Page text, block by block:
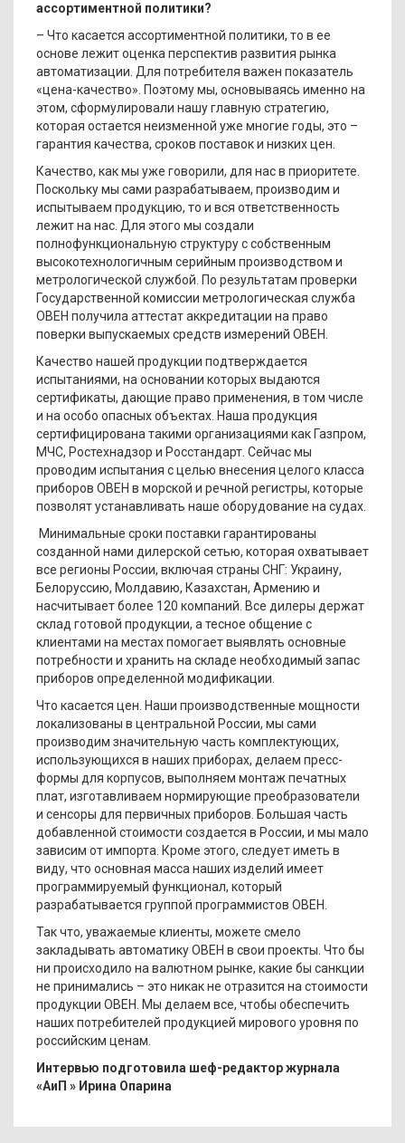
ассортиментной политики?
– Что касается ассортиментной политики, то в ее
основе лежит оценка перспектив развития рынка
автоматизации. Для потребителя важен показатель
«цена-качество». Поэтому мы, основываясь именно на
этом, сформулировали нашу главную стратегию,
которая остается неизменной уже многие годы, это –
гарантия качества, сроков поставок и низких цен.
Качество, как мы уже говорили, для нас в приоритете.
Поскольку мы сами разрабатываем, производим и
испытываем продукцию, то и вся ответственность
лежит на нас. Для этого мы создали
полнофункциональную структуру с собственным
высокотехнологичным серийным производством и
метрологической службой. По результатам проверки
Государственной комиссии метрологическая служба
ОВЕН получила аттестат аккредитации на право
поверки выпускаемых средств измерений ОВЕН.
Качество нашей продукции подтверждается
испытаниями, на основании которых выдаются
сертификаты, дающие право применения, в том числе
и на особо опасных объектах. Наша продукция
сертифицирована такими организациями как Газпром,
МЧС, Ростехнадзор и Росстандарт. Сейчас мы
проводим испытания с целью внесения целого класса
приборов ОВЕН в морской и речной регистры, которые
позволят устанавливать наше оборудование на судах.
Минимальные сроки поставки гарантированы
созданной нами дилерской сетью, которая охватывает
все регионы России, включая страны СНГ: Украину,
Белоруссию, Молдавию, Казахстан, Армению и
насчитывает более 120 компаний. Все дилеры держат
склад готовой продукции, а тесное общение с
клиентами на местах помогает выявлять основные
потребности и хранить на складе необходимый запас
приборов определенной модификации.
Что касается цен. Наши производственные мощности
локализованы в центральной России, мы сами
производим значительную часть комплектующих,
использующихся в наших приборах, делаем пресс-
формы для корпусов, выполняем монтаж печатных
плат, изготавливаем нормирующие преобразователи
и сенсоры для первичных приборов. Большая часть
добавленной стоимости создается в России, и мы мало
зависим от импорта. Кроме этого, следует иметь в
виду, что основная масса наших изделий имеет
программируемый функционал, который
разрабатывается группой программистов ОВЕН.
Так что, уважаемые клиенты, можете смело
закладывать автоматику ОВЕН в свои проекты. Что бы
ни происходило на валютном рынке, какие бы санкции
не принимались – это никак не отразится на стоимости
продукции ОВЕН. Мы делаем все, чтобы обеспечить
наших потребителей продукцией мирового уровня по
российским ценам.
Интервью подготовила шеф-редактор журнала
«АиП » Ирина Опарина